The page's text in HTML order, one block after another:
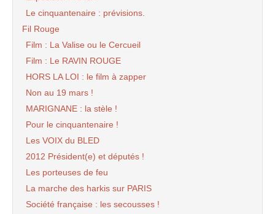
Le cinquantenaire : prévisions.
Fil Rouge
Film : La Valise ou le Cercueil
Film : Le RAVIN ROUGE
HORS LA LOI : le film à zapper
Non au 19 mars !
MARIGNANE : la stèle !
Pour le cinquantenaire !
Les VOIX du BLED
2012 Président(e) et députés !
Les porteuses de feu
La marche des harkis sur PARIS
Société française : les secousses !